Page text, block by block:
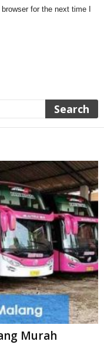
for the next time I
Murah